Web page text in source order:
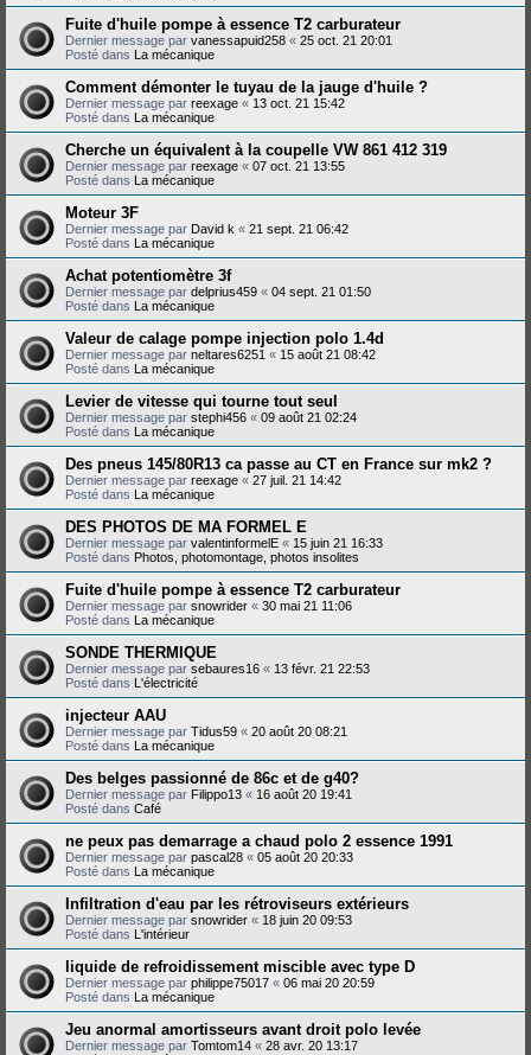
Fuite d'huile pompe à essence T2 carburateur
Dernier message par vanessapuid258 « 25 oct. 21 20:01
Posté dans La mécanique
Comment démonter le tuyau de la jauge d'huile ?
Dernier message par reexage « 13 oct. 21 15:42
Posté dans La mécanique
Cherche un équivalent à la coupelle VW 861 412 319
Dernier message par reexage « 07 oct. 21 13:55
Posté dans La mécanique
Moteur 3F
Dernier message par David k « 21 sept. 21 06:42
Posté dans La mécanique
Achat potentiomètre 3f
Dernier message par delprius459 « 04 sept. 21 01:50
Posté dans La mécanique
Valeur de calage pompe injection polo 1.4d
Dernier message par neltares6251 « 15 août 21 08:42
Posté dans La mécanique
Levier de vitesse qui tourne tout seul
Dernier message par stephi456 « 09 août 21 02:24
Posté dans La mécanique
Des pneus 145/80R13 ca passe au CT en France sur mk2 ?
Dernier message par reexage « 27 juil. 21 14:42
Posté dans La mécanique
DES PHOTOS DE MA FORMEL E
Dernier message par valentinformelE « 15 juin 21 16:33
Posté dans Photos, photomontage, photos insolites
Fuite d'huile pompe à essence T2 carburateur
Dernier message par snowrider « 30 mai 21 11:06
Posté dans La mécanique
SONDE THERMIQUE
Dernier message par sebaures16 « 13 févr. 21 22:53
Posté dans L'électricité
injecteur AAU
Dernier message par Tidus59 « 20 août 20 08:21
Posté dans La mécanique
Des belges passionné de 86c et de g40?
Dernier message par Filippo13 « 16 août 20 19:41
Posté dans Café
ne peux pas demarrage a chaud polo 2 essence 1991
Dernier message par pascal28 « 05 août 20 20:33
Posté dans La mécanique
Infiltration d'eau par les rétroviseurs extérieurs
Dernier message par snowrider « 18 juin 20 09:53
Posté dans L'intérieur
liquide de refroidissement miscible avec type D
Dernier message par philippe75017 « 06 mai 20 20:59
Posté dans La mécanique
Jeu anormal amortisseurs avant droit polo levée
Dernier message par Tomtom14 « 28 avr. 20 13:17